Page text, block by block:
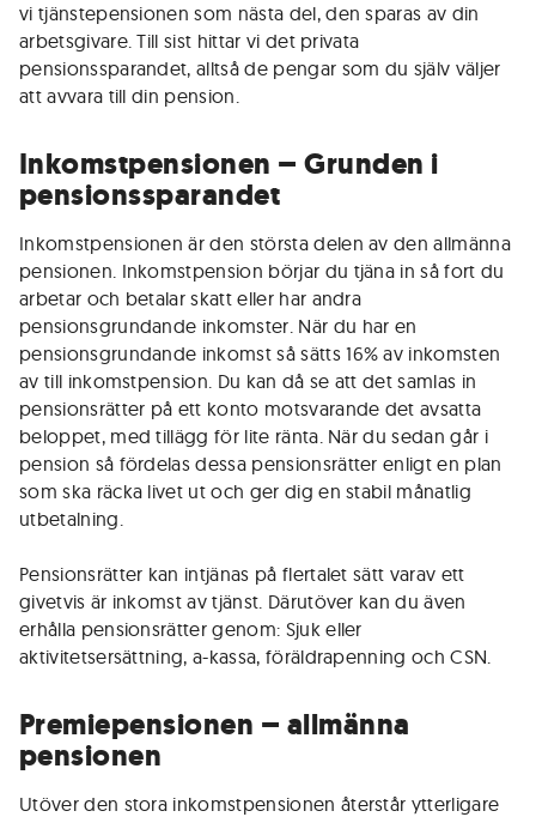
vi tjänstepensionen som nästa del, den sparas av din
arbetsgivare. Till sist hittar vi det privata
pensionssparandet, alltså de pengar som du själv väljer
att avvara till din pension.
Inkomstpensionen – Grunden i
pensionssparandet
Inkomstpensionen är den största delen av den allmänna
pensionen. Inkomstpension börjar du tjäna in så fort du
arbetar och betalar skatt eller har andra
pensionsgrundande inkomster. När du har en
pensionsgrundande inkomst så sätts 16% av inkomsten
av till inkomstpension. Du kan då se att det samlas in
pensionsrätter på ett konto motsvarande det avsatta
beloppet, med tillägg för lite ränta. När du sedan går i
pension så fördelas dessa pensionsrätter enligt en plan
som ska räcka livet ut och ger dig en stabil månatlig
utbetalning.
Pensionsrätter kan intjänas på flertalet sätt varav ett
givetvis är inkomst av tjänst. Därutöver kan du även
erhålla pensionsrätter genom: Sjuk eller
aktivitetsersättning, a-kassa, föräldrapenning och CSN.
Premiepensionen – allmänna
pensionen
Utöver den stora inkomstpensionen återstår ytterligare